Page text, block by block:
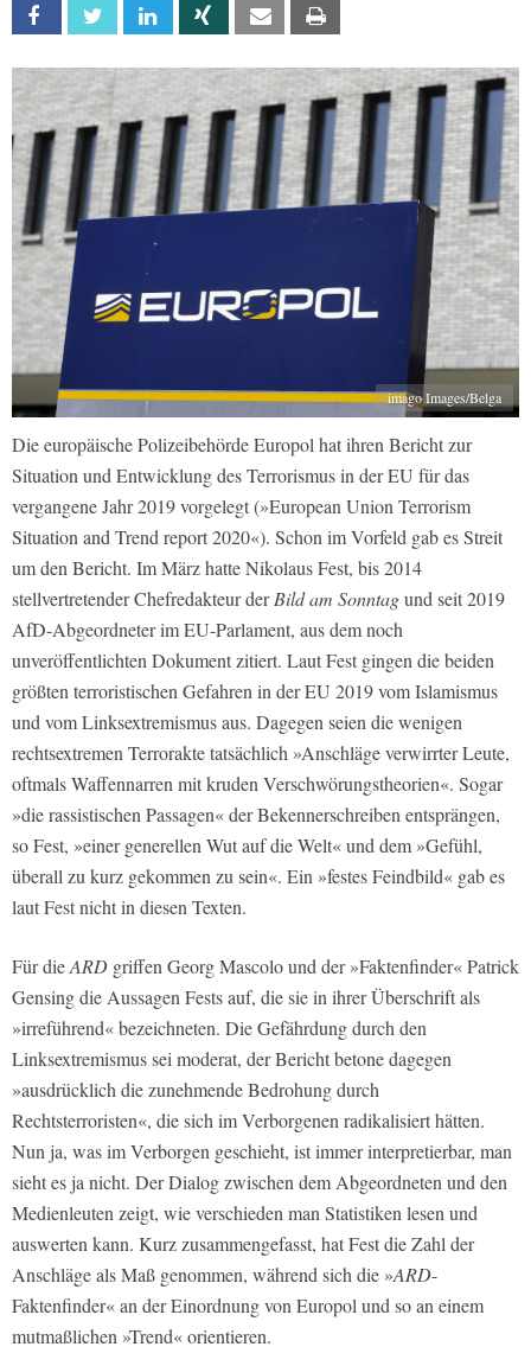
Facebook Twitter Linkedin Xing Email
imago Images/Belga
Die europäische Polizeibehörde Europol hat ihren Bericht zur
Situation und Entwicklung des Terrorismus in der EU für das
vergangene Jahr 2019 vorgelegt (»European Union Terrorism
Situation and Trend report 2020«). Schon im Vorfeld gab es Streit
um den Bericht. Im März hatte Nikolaus Fest, bis 2014
stellvertretender Chefredakteur derBild am Sonntagund seit 2019
AfD-Abgeordneter im EU-Parlament, aus dem noch
unveröffentlichten Dokument zitiert. Laut Fest gingen die beiden
größten terroristischen Gefahren in der EU 2019 vom Islamismus
und vom Linksextremismus aus. Dagegen seien die wenigen
rechtsextremen Terrorakte tatsächlich »Anschläge verwirrter Leute,
oftmals Waffennarren mit kruden Verschwörungstheorien«. Sogar
»die rassistischen Passagen« der Bekennerschreiben entsprängen,
so Fest, »einer generellen Wut auf die Welt« und dem »Gefühl,
überall zu kurz gekommen zu sein«. Ein »festes Feindbild« gab es
laut Fest nicht in diesen Texten.
Für dieARD griffen Georg Mascolo und der »Faktenfinder« Patrick
Gensing die Aussagen Fests auf, die sie in ihrer Überschrift als
»irreführend« bezeichneten. Die Gefährdung durch den
Linksextremismus sei moderat, der Bericht betone dagegen
»ausdrücklich die zunehmende Bedrohung durch
Rechtsterroristen«, die sich im Verborgenen radikalisiert hätten.
Nun ja, was im Verborgen geschieht, ist immer interpretierbar, man
sieht es ja nicht. Der Dialog zwischen dem Abgeordneten und den
Medienleuten zeigt, wie verschieden man Statistiken lesen und
auswerten kann. Kurz zusammengefasst, hat Fest die Zahl der
Anschläge als Maß genommen, während sich die »ARD-
Faktenfinder« an der Einordnung von Europol und so an einem
mutmaßlichen »Trend« orientieren.